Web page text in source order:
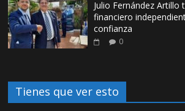
Julio Fernández Artillo
financiero
confianza
0
Tienes que ver esto